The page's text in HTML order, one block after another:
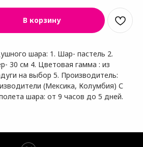
В корзину
шара: 1. Шар- пастель 2.
30 см 4. Цветовая гамма : из
на выбор 5. Производитель:
(Мексика, Колумбия) С
шара: от 9 часов до 5 дней.